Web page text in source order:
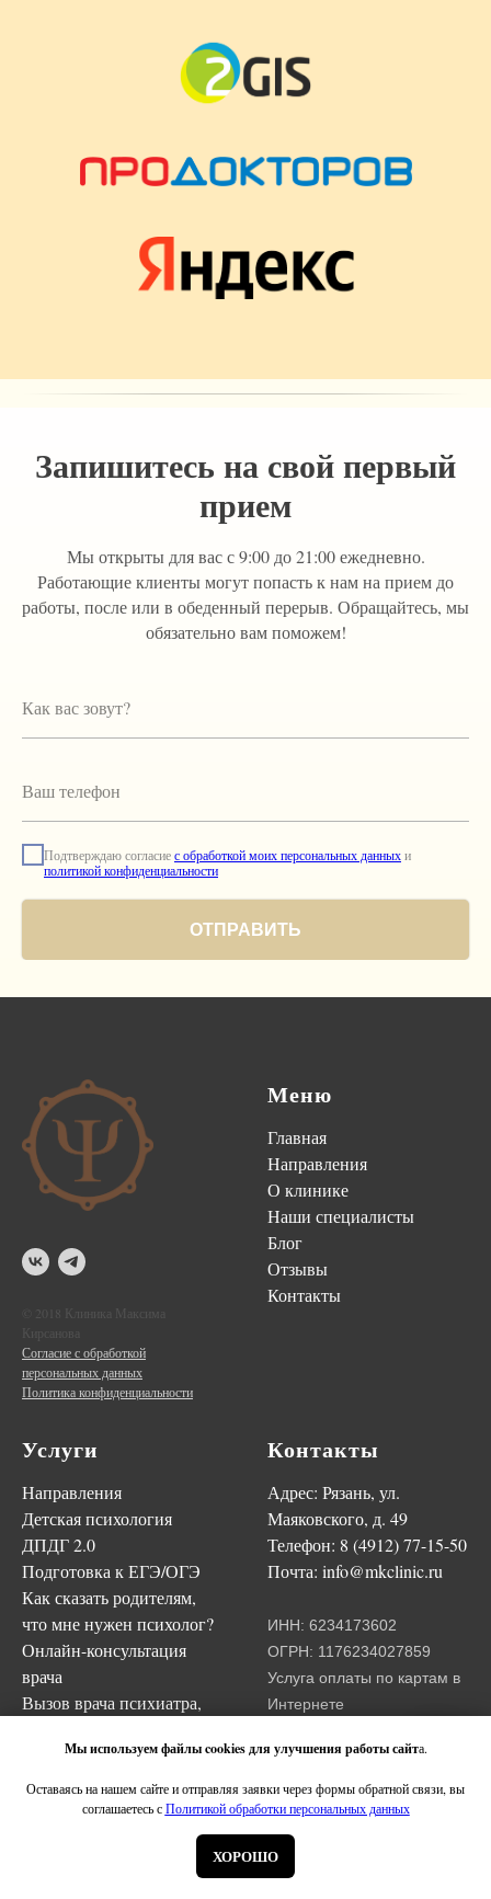
Запишитесь на свой первый
прием
Мы открыты для вас с 9:00 до 21:00 ежедневно.
Работающие клиенты могут попасть к нам на прием до
работы, после или в обеденный перерыв. Обращайтесь, мы
обязательно вам поможем!
Подтверждаю согласиес обработкой моих персональных данныхи
политикой конфиденциальности
ОТПРАВИТЬ
© 2018 Клиника Максима
Кирсанова
Согласие с обработкой
персональных данных
Политика конфиденциальности
Меню
Главная
Направления
О клинике
Наши специалисты
Блог
Отзывы
Контакты
Услуги
Направления
Детская психология
ДПДГ 2.0
Подготовка к ЕГЭ/ОГЭ
Как сказать родителям,
что мне нужен психолог?
Онлайн-консультация
врача
Вызов врача психиатра,
Контакты
Адрес: Рязань, ул.
Маяковского, д. 49
Телефон: 8 (4912) 77-15-50
Почта: info@mkclinic.ru
ИНН: 6234173602
ОГРН: 1176234027859
Услуга оплаты по картам в
Интернете
Банком.
Мы используем файлы cookies для улучшения работы сайта.
Оставаясь на нашем сайте и отправляя заявки через формы обратной связи, вы
соглашаетесь сПолитикой обработки персональных данных
ХОРОШО
Онлайн-